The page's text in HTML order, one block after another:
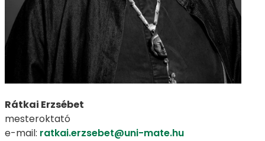
Rátkai Erzsébet
mesteroktató
e-mail: ratkai.erzsebet@uni-mate.hu